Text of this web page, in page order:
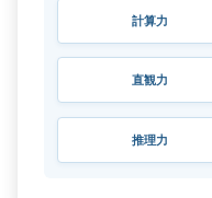
計算力
直観力
推理力